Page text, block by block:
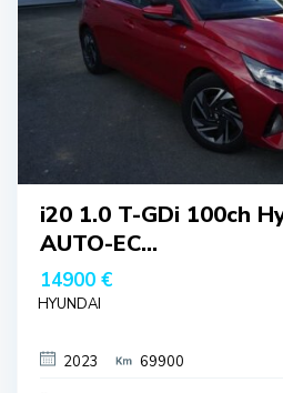
i20 1.0 T-GDi 100ch
AUTO-EC...
14900 €
HYUNDAI
2023 69900